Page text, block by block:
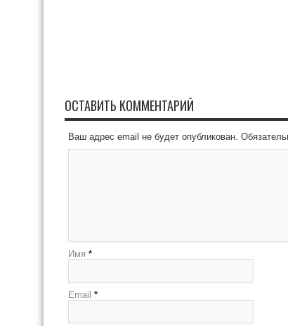
ОСТАВИТЬ КОММЕНТАРИЙ
Ваш адрес email не будет опубликован.
Имя *
Email *